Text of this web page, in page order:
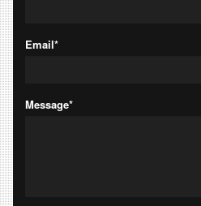
Email*
Message*